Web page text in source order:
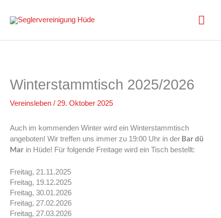
Inhalt
springen
Winterstammtisch 2025/2026
Vereinsleben / 29. Oktober 2025
Auch im kommenden Winter wird ein Winterstammtisch
angeboten! Wir treffen uns immer zu 19:00 Uhr in der Bar dü
Mar in Hüde! Für folgende Freitage wird ein Tisch bestellt:
Freitag, 21.11.2025
Freitag, 19.12.2025
Freitag, 30.01.2026
Freitag, 27.02.2026
Freitag, 27.03.2026